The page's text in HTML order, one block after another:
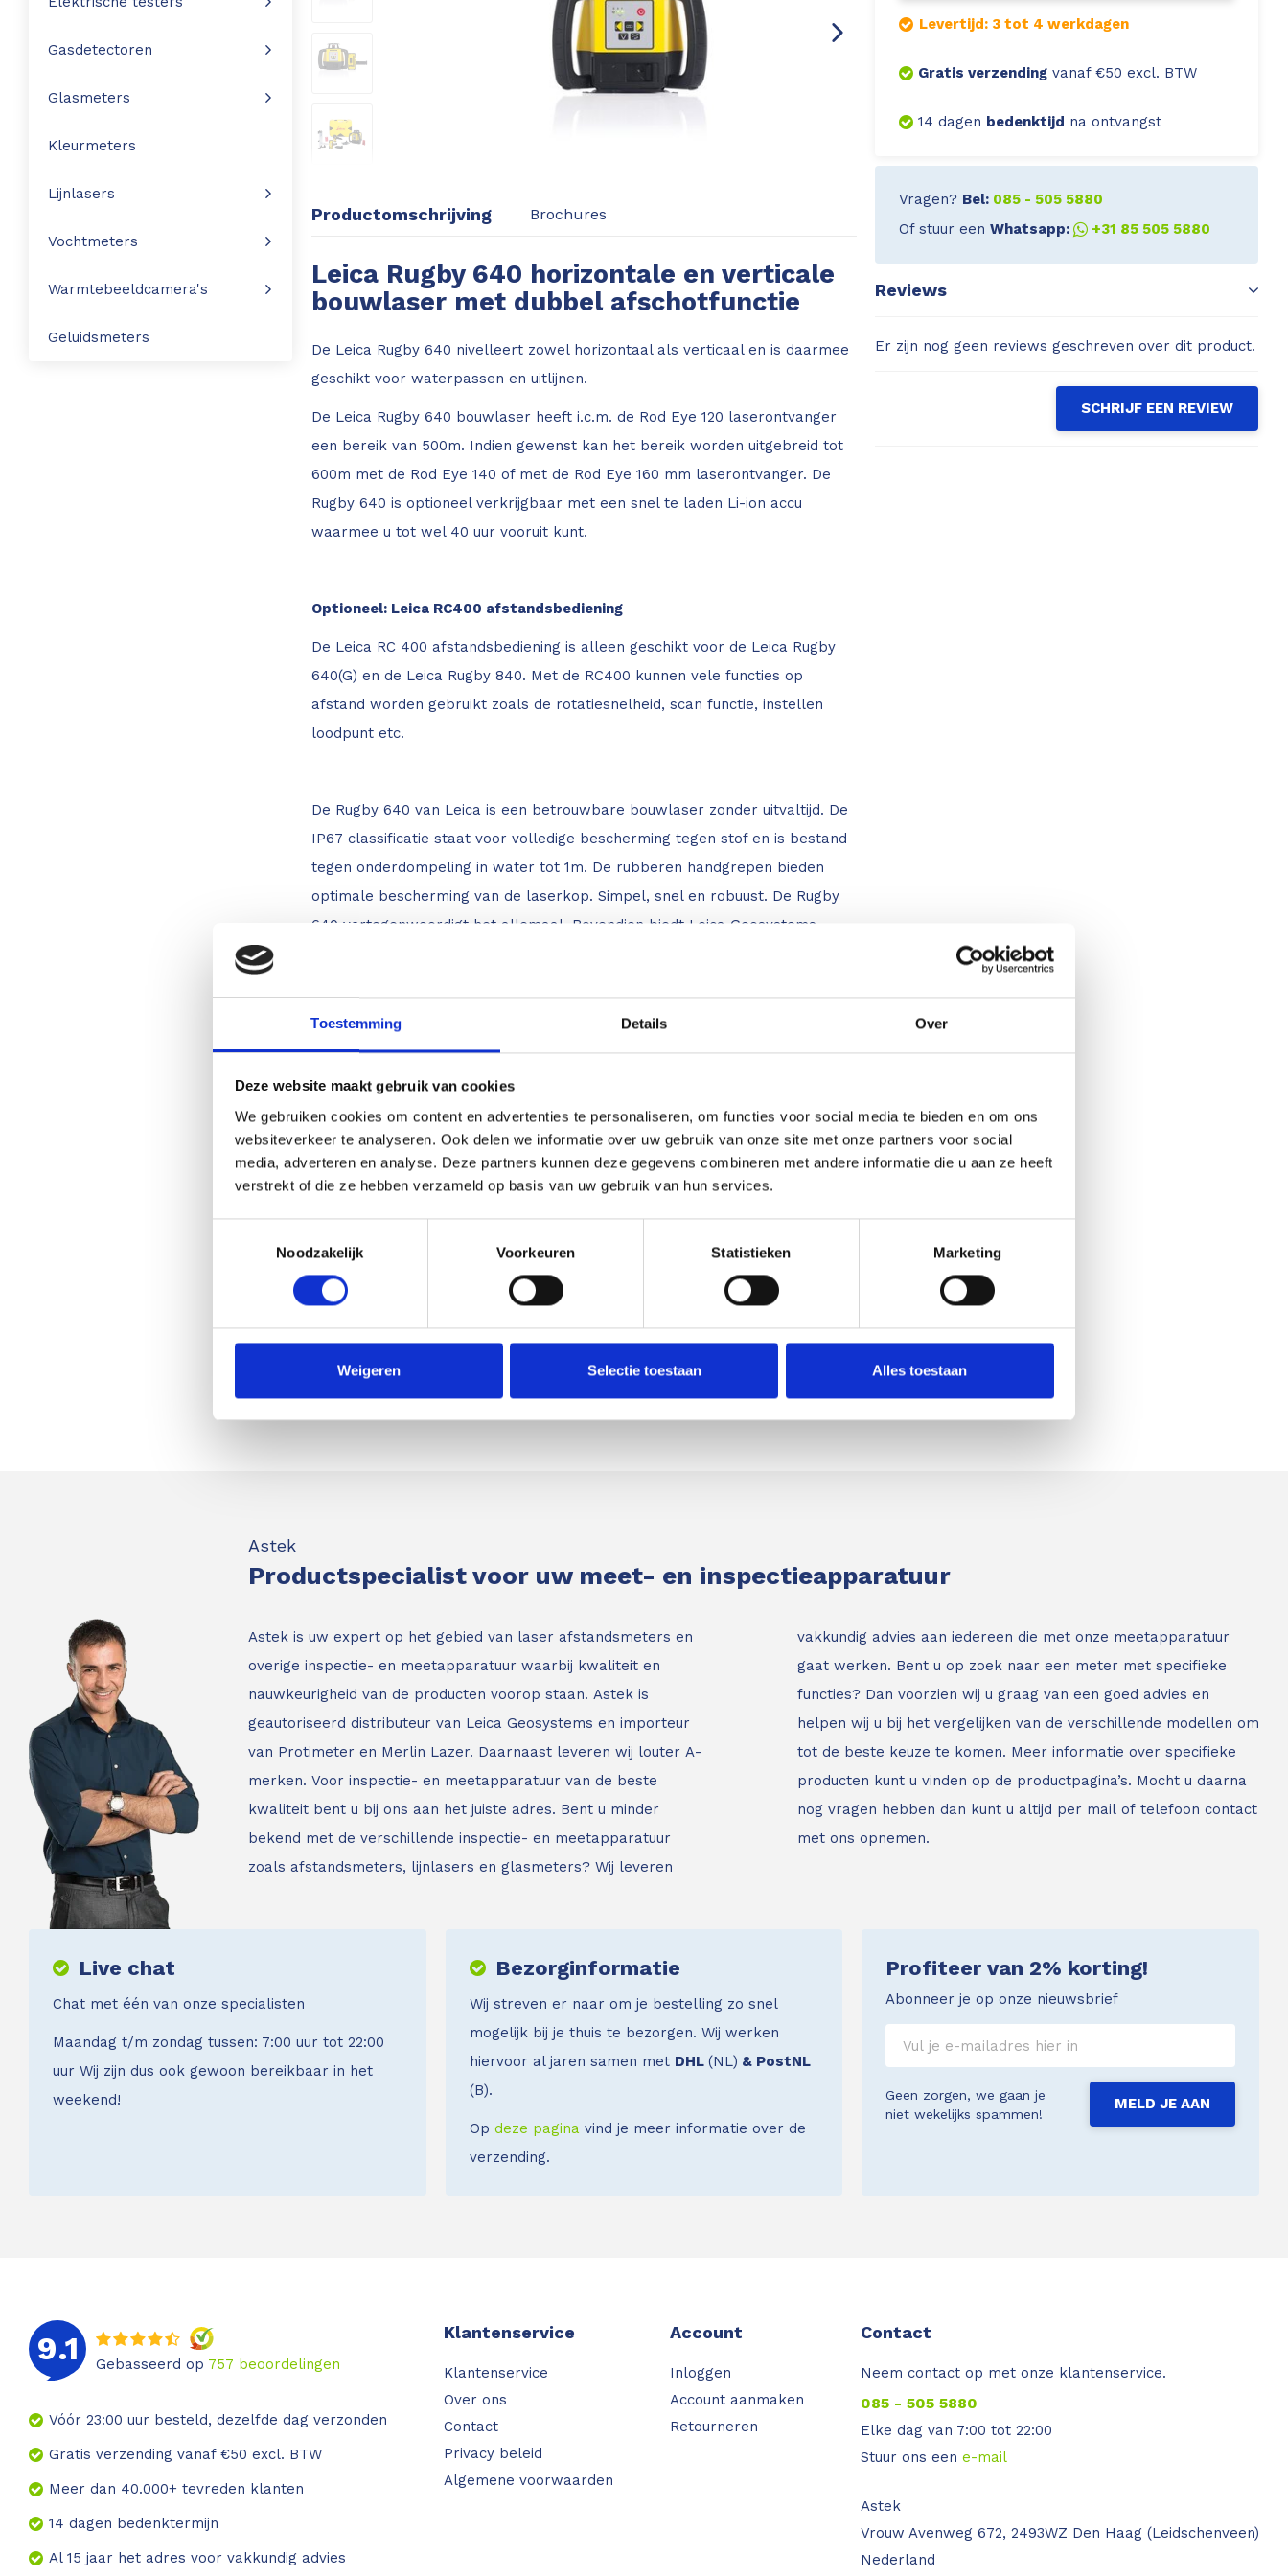
Toestemming Details Over
Deze website maakt gebruik van cookies
We gebruiken cookies om content en advertenties te personaliseren, om functies voor social media te bieden en om ons
websiteverkeer te analyseren. Ook delen we informatie over uw gebruik van onze site met onze partners voor social
media, adverteren en analyse. Deze partners kunnen deze gegevens combineren met andere informatie die u aan ze heeft
verstrekt of die ze hebben verzameld op basis van uw gebruik van hun services.
Noodzakelijk
Voorkeuren Statistieken Marketing
Weigeren Selectie toestaan Alles toestaan
Gasdetectoren
Glasmeters
Kleurmeters
Lijnlasers
Vochtmeters
Warmtebeeldcamera's
Geluidsmeters
Productomschrijving Brochures
Leica Rugby 640 horizontale en verticale
bouwlaser met dubbel afschotfunctie
De Leica Rugby 640 nivelleert zowel horizontaal als verticaal en is daarmee
geschikt voor waterpassen en uitlijnen.
De Leica Rugby 640 bouwlaser heeft i.c.m. de Rod Eye 120 laserontvanger
een bereik van 500m. Indien gewenst kan het bereik worden uitgebreid tot
600m met de Rod Eye 140 of met de Rod Eye 160 mm laserontvanger. De
Rugby 640 is optioneel verkrijgbaar met een snel te laden Li-ion accu
waarmee u tot wel 40 uur vooruit kunt.
Optioneel: Leica RC400 afstandsbediening
De Leica RC 400 afstandsbediening is alleen geschikt voor de Leica Rugby
640(G) en de Leica Rugby 840. Met de RC400 kunnen vele functies op
afstand worden gebruikt zoals de rotatiesnelheid, scan functie, instellen
loodpunt etc.
De Rugby 640 van Leica is een betrouwbare bouwlaser zonder uitvaltijd. De
IP67 classificatie staat voor volledige bescherming tegen stof en is bestand
tegen onderdompeling in water tot 1m. De rubberen handgrepen bieden
optimale bescherming van de laserkop. Simpel, snel en robuust. De Rugby
640 vertegenwoordigt het allemaal. Bovendien biedt Leica Geosystems
Verkrijgbare uitvoeringen:
0790363:Leica Rugby 640 in koffer
6011153:Leica Rugby 640 in koffer incl. oplaadbare Li-ion accu met lader en
RodEye 120 laserontvanger
en RodEye 160 laserontvanger
RodEye 120 laserontvanger en interior package (remote RC400 en
wandhouder)
Levertijd: 3 tot 4 werkdagen
Gratis verzending vanaf €50 excl. BTW
14 dagen bedenktijd na ontvangst
Vragen? Bel: 085 - 505 5880
Of stuur een Whatsapp: +31 85 505 5880
Reviews
Er zijn nog geen reviews geschreven over dit product.
SCHRIJF EEN REVIEW
Astek
Productspecialist voor uw meet- en inspectieapparatuur
Astek is uw expert op het gebied van laser afstandsmeters en
overige inspectie- en meetapparatuur waarbij kwaliteit en
nauwkeurigheid van de producten voorop staan. Astek is
geautoriseerd distributeur van Leica Geosystems en importeur
van Protimeter en Merlin Lazer. Daarnaast leveren wij louter A-
merken. Voor inspectie- en meetapparatuur van de beste
kwaliteit bent u bij ons aan het juiste adres. Bent u minder
bekend met de verschillende inspectie- en meetapparatuur
zoals afstandsmeters, lijnlasers en glasmeters? Wij leveren
vakkundig advies aan iedereen die met onze meetapparatuur
gaat werken. Bent u op zoek naar een meter met specifieke
functies? Dan voorzien wij u graag van een goed advies en
helpen wij u bij het vergelijken van de verschillende modellen om
tot de beste keuze te komen. Meer informatie over specifieke
producten kunt u vinden op de productpagina’s. Mocht u daarna
nog vragen hebben dan kunt u altijd per mail of telefoon contact
met ons opnemen.
Live chat
Chat met één van onze specialisten
Maandag t/m zondag tussen: 7:00 uur tot 22:00
uur Wij zijn dus ook gewoon bereikbaar in het
weekend!
Bezorginformatie
Wij streven er naar om je bestelling zo snel
mogelijk bij je thuis te bezorgen. Wij werken
hiervoor al jaren samen met DHL (NL) & PostNL
(B).
Op deze pagina vind je meer informatie over de
verzending.
Profiteer van 2% korting!
Abonneer je op onze nieuwsbrief
Geen zorgen, we gaan je
niet wekelijks spammen!
MELD JE AAN
9.1 Gebasseerd op 757 beoordelingen
Vóór 23:00 uur besteld, dezelfde dag verzonden
Gratis verzending vanaf €50 excl. BTW
Meer dan 40.000+ tevreden klanten
14 dagen bedenktermijn
Al 15 jaar het adres voor vakkundig advies
Klantenservice
Klantenservice
Over ons
Contact
Privacy beleid
Algemene voorwaarden
Account
Inloggen
Account aanmaken
Retourneren
Contact
Neem contact op met onze klantenservice.
085 - 505 5880
Elke dag van 7:00 tot 22:00
Stuur ons een e-mail
Astek
Vrouw Avenweg 672, 2493WZ Den Haag (Leidschenveen)
Nederland